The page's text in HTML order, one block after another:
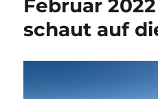
Februar
schaut auf